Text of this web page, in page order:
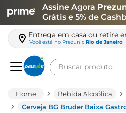
Assine Agora
Grátis e 5% de
Entrega em casa ou retire
Você está no Prezunic Rio de Janeiro
Buscar produto
Bebida Alcoólica
Cerveja BG Bruder Baixa